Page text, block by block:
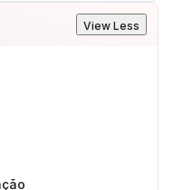
View Less